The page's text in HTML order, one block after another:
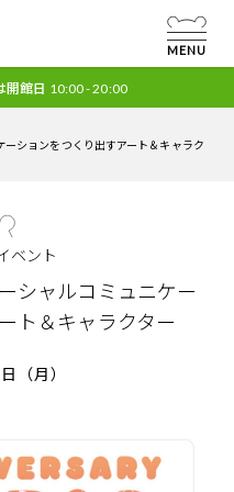
MENU
開館日 10:00 - 20:00
ーションをつくり出すアート＆キャラク
ベント
シャルコミュニケー
ト＆キャラクター
（月）